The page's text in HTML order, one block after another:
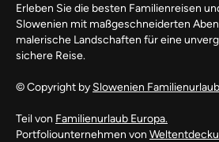
Erleben Sie die besten Familienreisen
Slowenien mit maßgeschneiderten
malerische Landschaften für eine
sichere Reise.
© Copyright by Slowenien Familienurlaub
Teil von Familienurlaub Europa.
Portfoliounternehmen von